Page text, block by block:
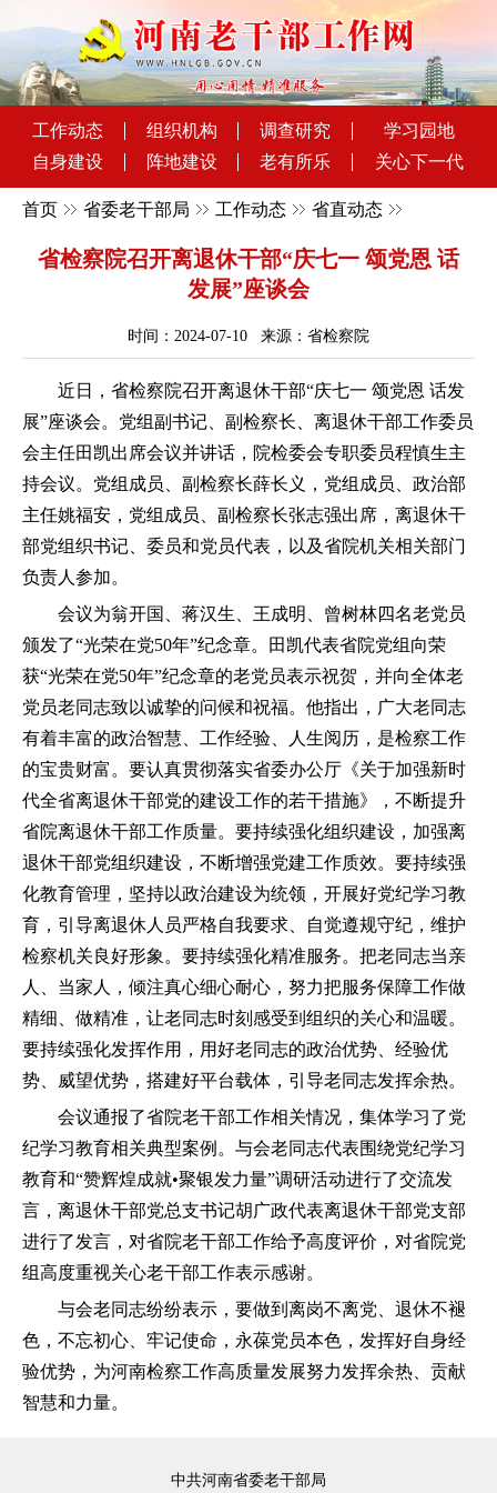
工作动态 组织机构 调查研究
学习园地
自身建设
阵地建设 老有所乐 关心下一代
首页 省委老干部局 工作动态 省直动态
省检察院召开离退休干部“庆七一 颂党恩 话
发展”座谈会
时间：2024-07-10 来源：省检察院
近日，省检察院召开离退休干部“庆七一 颂党恩 话发
展”座谈会。党组副书记、副检察长、离退休干部工作委员
会主任田凯出席会议并讲话，院检委会专职委员程慎生主
持会议。党组成员、副检察长薛长义，党组成员、政治部
主任姚福安，党组成员、副检察长张志强出席，离退休干
部党组织书记、委员和党员代表，以及省院机关相关部门
负责人参加。
会议为翁开国、蒋汉生、王成明、曾树林四名老党员
颁发了“光荣在党50年”纪念章。田凯代表省院党组向荣
获“光荣在党50年”纪念章的老党员表示祝贺，并向全体老
党员老同志致以诚挚的问候和祝福。他指出，广大老同志
有着丰富的政治智慧、工作经验、人生阅历，是检察工作
的宝贵财富。要认真贯彻落实省委办公厅《关于加强新时
代全省离退休干部党的建设工作的若干措施》，不断提升
省院离退休干部工作质量。要持续强化组织建设，加强离
退休干部党组织建设，不断增强党建工作质效。要持续强
化教育管理，坚持以政治建设为统领，开展好党纪学习教
育，引导离退休人员严格自我要求、自觉遵规守纪，维护
检察机关良好形象。要持续强化精准服务。把老同志当亲
人、当家人，倾注真心细心耐心，努力把服务保障工作做
精细、做精准，让老同志时刻感受到组织的关心和温暖。
要持续强化发挥作用，用好老同志的政治优势、经验优
势、威望优势，搭建好平台载体，引导老同志发挥余热。
会议通报了省院老干部工作相关情况，集体学习了党
纪学习教育相关典型案例。与会老同志代表围绕党纪学习
教育和“赞辉煌成就•聚银发力量”调研活动进行了交流发
言，离退休干部党总支书记胡广政代表离退休干部党支部
进行了发言，对省院老干部工作给予高度评价，对省院党
组高度重视关心老干部工作表示感谢。
与会老同志纷纷表示，要做到离岗不离党、退休不褪
色，不忘初心、牢记使命，永葆党员本色，发挥好自身经
验优势，为河南检察工作高质量发展努力发挥余热、贡献
智慧和力量。
中共河南省委老干部局